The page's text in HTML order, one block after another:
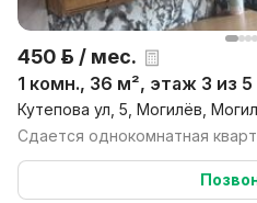
450 р. / мес.
1 комн., 36 м², этаж 3 из 5
Кутепова ул, 5, Могилёв,
Сдается однокомнатная